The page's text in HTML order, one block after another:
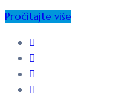
Pročitajte više